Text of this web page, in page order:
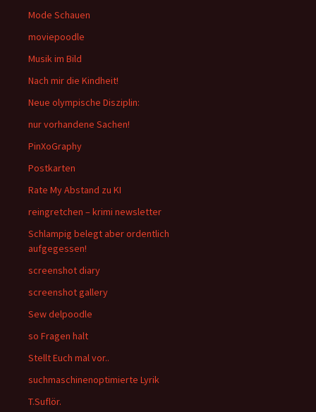
Mode Schauen
moviepoodle
Musik im Bild
Nach mir die Kindheit!
Neue olympische Disziplin:
nur vorhandene Sachen!
PinXoGraphy
Postkarten
Rate My Abstand zu KI
reingretchen – krimi newsletter
Schlampig belegt aber ordentlich
aufgegessen!
screenshot diary
screenshot gallery
Sew delpoodle
so Fragen halt
Stellt Euch mal vor..
suchmaschinenoptimierte Lyrik
T.Suflör.